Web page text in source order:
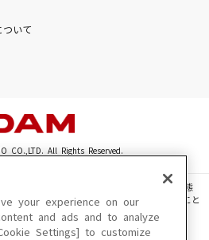
いて
CO.,LTD. All Rights Reserved.
章・画像・写真・動画・音声等を、手段や形態
えて無断で複製、転載、ファイル化などすること
利用いただけない場合があります。
your experience on our
and ads and to analyze
Settings] to customize